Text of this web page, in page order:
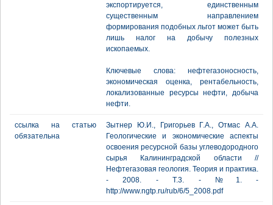
экспортируется, единственным
существенным направлением
формирования подобных льгот может быть
лишь налог на добычу полезных
ископаемых.
Ключевые слова: нефтегазоносность,
экономическая оценка, рентабельность,
локализованные ресурсы нефти, добыча
нефти.
ссылка на статью
обязательна
Зытнер Ю.И., Григорьев Г.А., Отмас А.А.
Геологические и экономические аспекты
освоения ресурсной базы углеводородного
сырья Калининградской области //
Нефтегазовая геология. Теория и практика.
- 2008. - Т.3. - №1. -
http://www.ngtp.ru/rub/6/5_2008.pdf